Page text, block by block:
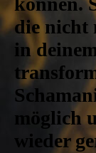
die nicht
in
möglich
wieder